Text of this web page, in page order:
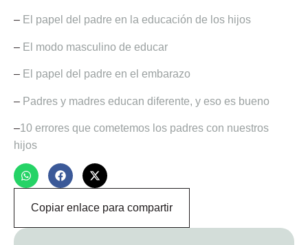
– El papel del padre en la educación de los hijos
– El modo masculino de educar
– El papel del padre en el embarazo
– Padres y madres educan diferente, y eso es bueno
–10 errores que cometemos los padres con nuestros
hijos
Copiar enlace para compartir